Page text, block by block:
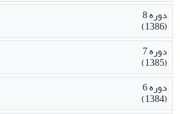
دوره 8
(1386)
دوره 7
(1385)
دوره 6
(1384)